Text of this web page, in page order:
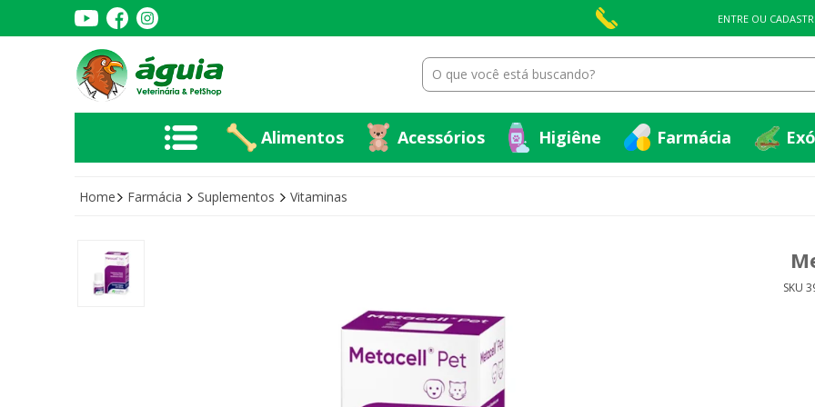
ENTRE OU
Alimentos Acessórios Higiêne Farmácia
Higiêne Farmácia
Home Farmácia Suplementos Vitaminas
SKU